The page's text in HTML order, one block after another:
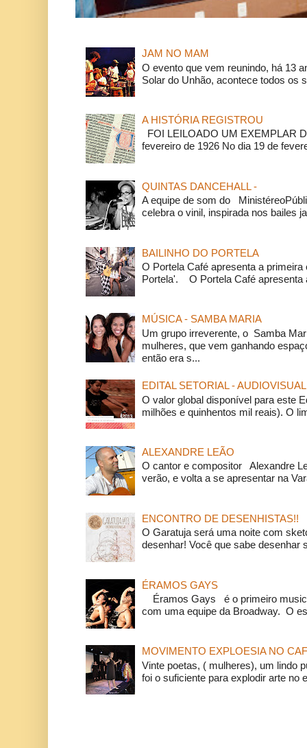
JAM NO MAM
O evento que vem reunindo, há 13
Solar do Unhão, acontece todos os
A HISTÓRIA REGISTROU
FOI LEILOADO UM EXEMPLAR
fevereiro de 1926 No dia 19 de
QUINTAS DANCEHALL -
A equipe de som do
celebra o vinil, inspirada nos bailes
BAILINHO DO PORTELA
O Portela Café apresenta a
Portela'. O Portela Café apresenta
MÚSICA - SAMBA MARIA
Um grupo irreverente, o Samba
mulheres, que vem ganhando
então era s...
EDITAL SETORIAL - AUDIOVISUAL
O valor global disponível para este
milhões e quinhentos mil reais). O
ALEXANDRE LEÃO
O cantor e compositor Alexandre
verão, e volta a se apresentar na
ENCONTRO DE DESENHISTAS!!
O Garatuja será uma noite com
desenhar! Você que sabe desenhar
ÉRAMOS GAYS
Éramos Gays é o primeiro
com uma equipe da Broadway. O
MOVIMENTO EXPLOESIA NO
Vinte poetas, ( mulheres), um lindo
foi o suficiente para explodir arte no